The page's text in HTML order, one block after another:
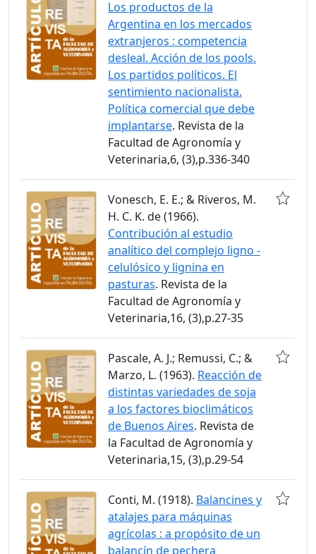
Los productos de la
Argentina en los mercados
extranjeros : competencia
desleal. Acción de los pools.
Los partidos políticos. El
sentimiento nacionalista.
Política comercial que debe
implantarse. Revista de la
Facultad de Agronomía y
Veterinaria,6, (3),p.336-340
Vonesch, E. E.; & Riveros, M.
H. C. K. de (1966).
Contribución al estudio
analítico del complejo ligno -
celulósico y lignina en
pasturas. Revista de la
Facultad de Agronomía y
Veterinaria,16, (3),p.27-35
Pascale, A. J.; Remussi, C.; &
Marzo, L. (1963). Reacción de
distintas variedades de soja
a los factores bioclimáticos
de Buenos Aires. Revista de
la Facultad de Agronomía y
Veterinaria,15, (3),p.29-54
Conti, M. (1918). Balancines y
atalajes para máquinas
agrícolas : a propósito de un
balancín de pechera